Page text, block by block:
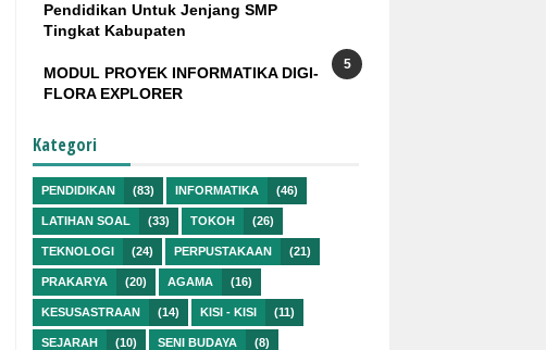
Pendidikan Untuk Jenjang SMP
Tingkat Kabupaten
MODUL PROYEK INFORMATIKA DIGI-
FLORA EXPLORER
Kategori
PENDIDIKAN (83) INFORMATIKA (46)
LATIHAN SOAL (33) TOKOH (26)
TEKNOLOGI (24) PERPUSTAKAAN (21)
PRAKARYA (20) AGAMA (16)
KESUSASTRAAN (14) KISI - KISI (11)
SEJARAH (10) SENI BUDAYA (8)